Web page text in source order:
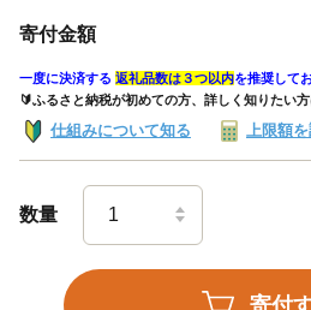
寄付金額
一度に決済する 返礼品数は３つ以内を推奨して
🔰ふるさと納税が初めての方、詳しく知りたい
仕組みについて知る 上限額
数量
寄付